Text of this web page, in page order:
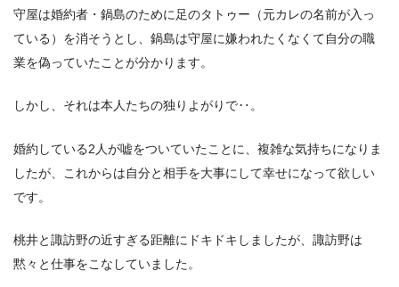
守屋は婚約者・鍋島のために足のタトゥー（元カレの名前が入っ
ている）を消そうとし、鍋島は守屋に嫌われたくなくて自分の職
業を偽っていたことが分かります。
しかし、それは本人たちの独りよがりで‥。
婚約している2人が嘘をついていたことに、複雑な気持ちになりま
したが、これからは自分と相手を大事にして幸せになって欲しい
です。
桃井と諏訪野の近すぎる距離にドキドキしましたが、諏訪野は
黙々と仕事をこなしていました。